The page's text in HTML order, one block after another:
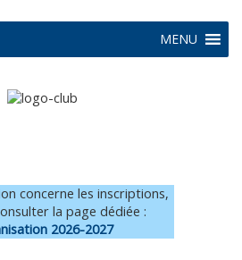
MENU
concerne les inscriptions,
la page dédiée :
2026-2027